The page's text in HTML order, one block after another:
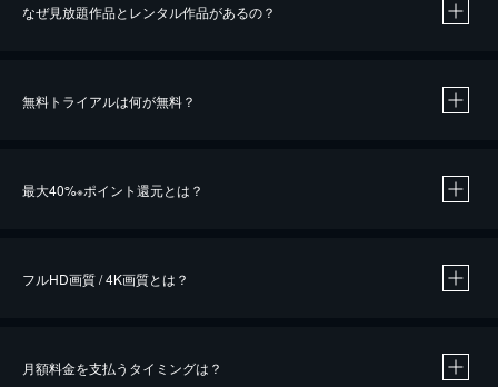
なぜ見放題作品とレンタル作品があるの？
無料トライアルは何が無料？
最大40%※ポイント還元とは？
※40％ポイント還元の対象は、クレジットカード決済による作品の購入 / レンタルです。
フルHD画質 / 4K画質とは？
月額料金を支払うタイミングは？